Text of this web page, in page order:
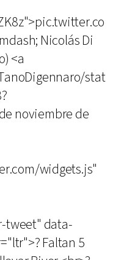
Nicolás Di
<a
stat
noviembre de
widgets.js"
tweet" data-
Faltan 5